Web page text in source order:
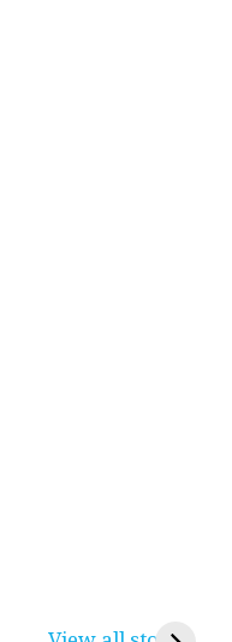
रामसा पीर, रुणेचा रा